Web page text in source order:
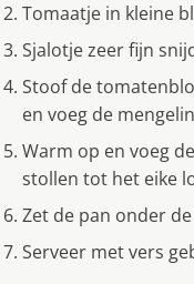
Tomaatje in kleine
Sjalotje zeer fijn
Stoof de
en voeg de
Warm op en voeg
stollen tot het eike
Zet de pan onder
Serveer met vers